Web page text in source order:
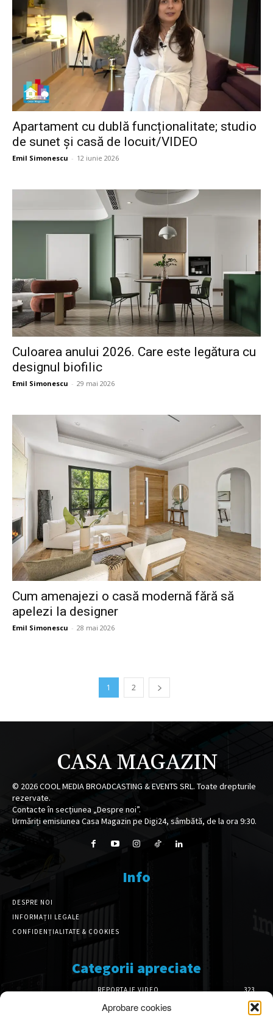
Aprobare cookies
Apartament cu dublă funcționalitate; studio
de sunet și casă de locuit/VIDEO
Emil Simonescu - 12 iunie 2026
Culoarea anului 2026. Care este legătura cu
designul biofilic
Emil Simonescu - 29 mai 2026
Cum amenajezi o casă modernă fără să
apelezi la designer
Emil Simonescu - 28 mai 2026
1 2
CASA MAGAZIN
© 2026COOL MEDIA BROADCASTING & EVENTS SRL. Toate drepturile
rezervate.
Contacte în secțiunea „Despre noi”.
Urmăriți emisiunea Casa Magazin pe Digi24, sâmbătă, de la ora 9:30.
Info
DESPRE NOI
INFORMAȚII LEGALE
CONFIDENȚIALITATE & COOKIES
Categorii apreciate
REPORTAJE VIDEO
323
AMENAJĂRI INTERIOARE
126